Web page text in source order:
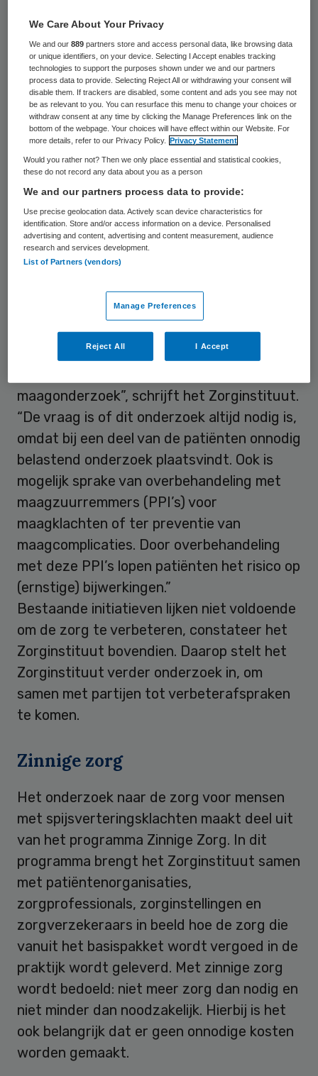
In Nederland kampen veel mensen met
maagklachten, ruim 3 miljoen patiënten
slikken maagzuurremmers. Het
Zorginstituut onderzocht de afgelopen
maanden samen met
patiëntenverenigingen, zorgprofessionals
en zorgverzekeraars waar de zorg voor
mensen met een spijsverteringsziekte beter
kan.
Belastend onderzoek
In het onderzoek zijn aanwijzingen
gevonden voor overdiagnostiek en
overbehandeling. “Patiënten met brandend
maagzuur en een verstoorde spijsvertering
maagonderzoek”, schrijft het Zorginstituut.
“De vraag is of dit onderzoek altijd nodig is,
omdat bij een deel van de patiënten onnodig
belastend onderzoek plaatsvindt. Ook is
mogelijk sprake van overbehandeling met
maagzuurremmers (PPI’s) voor
maagklachten of ter preventie van
maagcomplicaties. Door overbehandeling
met deze PPI’s lopen patiënten het risico op
(ernstige) bijwerkingen.”
Bestaande initiatieven lijken niet voldoende
om de zorg te verbeteren, constateer het
Zorginstituut bovendien. Daarop stelt het
Zorginstituut verder onderzoek in, om
samen met partijen tot verbeterafspraken
te komen.
Zinnige zorg
Het onderzoek naar de zorg voor mensen
met spijsverteringsklachten maakt deel uit
van het programma Zinnige Zorg. In dit
programma brengt het Zorginstituut samen
met patiëntenorganisaties,
zorgprofessionals, zorginstellingen en
zorgverzekeraars in beeld hoe de zorg die
vanuit het basispakket wordt vergoed in de
praktijk wordt geleverd. Met zinnige zorg
wordt bedoeld: niet meer zorg dan nodig en
niet minder dan noodzakelijk. Hierbij is het
ook belangrijk dat er geen onnodige kosten
worden gemaakt.
We Care About Your Privacy
We and our889 partners store and access personal data, like browsing data
or unique identifiers, on your device. Selecting I Accept enables tracking
technologies to support the purposes shown under we and our partners
process data to provide. Selecting Reject All or withdrawing your consent will
disable them. If trackers are disabled, some content and ads you see may not
be as relevant to you. You can resurface this menu to change your choices or
withdraw consent at any time by clicking the Manage Preferences link on the
bottom of the webpage. Your choices will have effect within our Website. For
more details, refer to our Privacy Policy.
Privacy Statement
Would you rather not? Then we only place essential and statistical cookies,
these do not record any data about you as a person
We and our partners process data to provide:
Use precise geolocation data. Actively scan device characteristics for
identification. Store and/or access information on a device. Personalised
advertising and content, advertising and content measurement, audience
research and services development.
List of Partners (vendors)
Manage Preferences
Reject All I Accept